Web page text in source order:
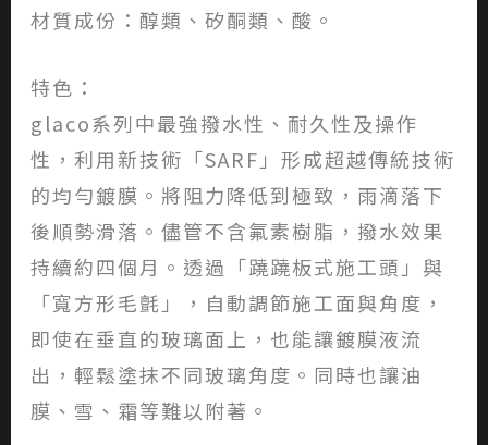
材質成份：醇類、矽酮類、酸。
特色：
glaco系列中最強撥水性、耐久性及操作
性，利用新技術「SARF」形成超越傳統技術
的均勻鍍膜。將阻力降低到極致，雨滴落下
後順勢滑落。儘管不含氟素樹脂，撥水效果
持續約四個月。透過「蹺蹺板式施工頭」與
「寬方形毛氈」，自動調節施工面與角度，
即使在垂直的玻璃面上，也能讓鍍膜液流
出，輕鬆塗抹不同玻璃角度。同時也讓油
膜、雪、霜等難以附著。